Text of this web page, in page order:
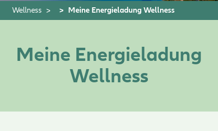
Wellness Meine Energieladung Wellness
Meine Energieladung
Wellness